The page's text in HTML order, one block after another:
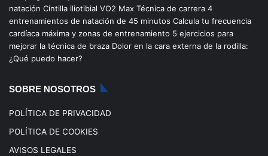
b
o
u
b
a
g
o
k
natación Cintilla iliotibial VO2 Max Técnica de carrera 4
entrenamientos de natación de 45 minutos Calcula tu frecuencia
cardíaca máxima y zonas de entrenamiento 5 ejercicios para
mejorar la técnica de braza Dolor en la cara externa de la rodilla:
¿Qué puedo hacer?
SOBRE NOSOTROS
POLÍTICA DE PRIVACIDAD
POLÍTICA DE COOKIES
AVISOS LEGALES